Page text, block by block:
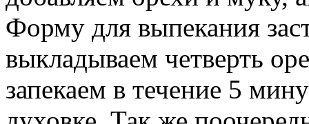
Форму для выпекания
выкладываем четверть
запекаем в течение 5